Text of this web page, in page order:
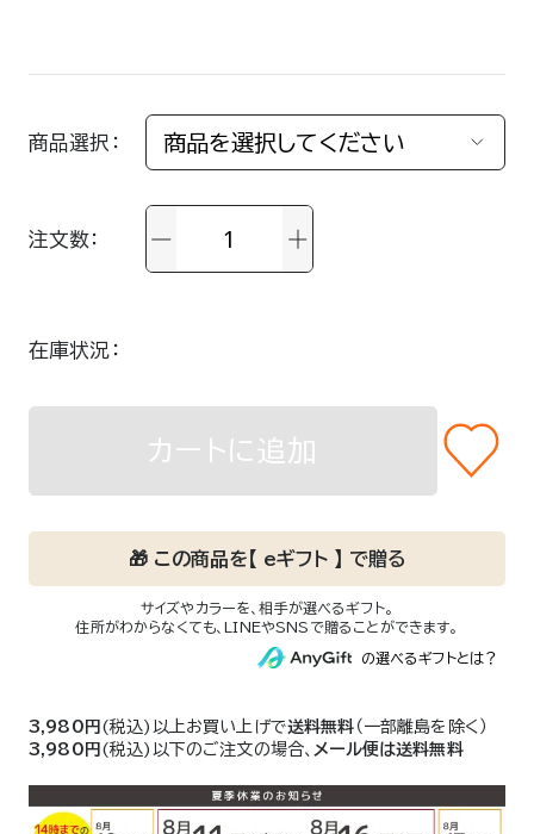
商品選択
注文数
在庫状況
カートに追加
3,980円 (税込)以上お買い上げで送料無料 （一部離島を除く）
3,980円 (税込)以下のご注文の場合、 メール便は送料無料